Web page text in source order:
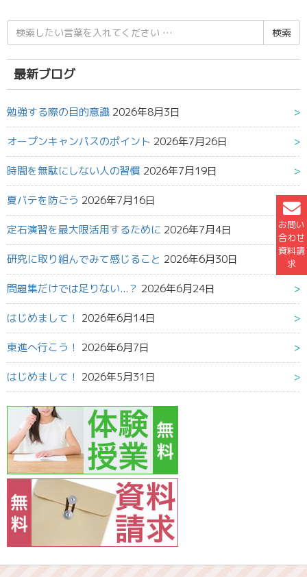
お問い
合わせ
資料請
求
検
索
結
果:
最新ブログ
勉強する際の目的意識 2026年8月3日
オープンキャンパスのポイント 2026年7月26日
時間を無駄にしない人の習慣 2026年7月19日
夏バテを防ごう 2026年7月16日
定石演習を最大限活用するために 2026年7月4日
研究に取り組んでみて感じること 2026年6月30日
問題集だけでは足りない...？ 2026年6月24日
はじめまして！ 2026年6月14日
東進へ行こう！ 2026年6月7日
はじめまして！ 2026年5月31日